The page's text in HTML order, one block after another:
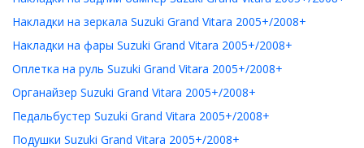
Накладки на зеркала Suzuki Grand Vitara 2005+/2008+
Накладки на фары Suzuki Grand Vitara 2005+/2008+
Оплетка на руль Suzuki Grand Vitara 2005+/2008+
Органайзер Suzuki Grand Vitara 2005+/2008+
Педальбустер Suzuki Grand Vitara 2005+/2008+
Подушки Suzuki Grand Vitara 2005+/2008+